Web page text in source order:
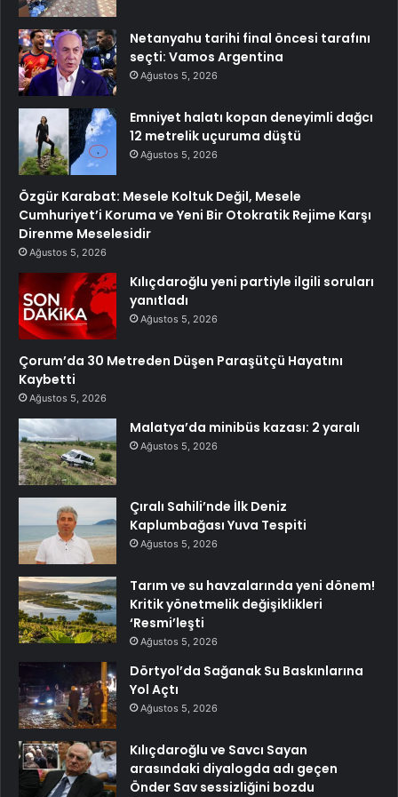
Netanyahu tarihi final öncesi tarafını
seçti: Vamos Argentina
Ağustos 5, 2026
Emniyet halatı kopan deneyimli dağcı
12 metrelik uçuruma düştü
Ağustos 5, 2026
Özgür Karabat: Mesele Koltuk Değil, Mesele
Cumhuriyet’i Koruma ve Yeni Bir Otokratik Rejime Karşı
Direnme Meselesidir
Ağustos 5, 2026
Kılıçdaroğlu yeni partiyle ilgili soruları
yanıtladı
Ağustos 5, 2026
Çorum’da 30 Metreden Düşen Paraşütçü Hayatını
Kaybetti
Ağustos 5, 2026
Malatya’da minibüs kazası: 2 yaralı
Ağustos 5, 2026
Çıralı Sahili’nde İlk Deniz
Kaplumbağası Yuva Tespiti
Ağustos 5, 2026
Tarım ve su havzalarında yeni dönem!
Kritik yönetmelik değişiklikleri
‘Resmi’leşti
Ağustos 5, 2026
Dörtyol’da Sağanak Su Baskınlarına
Yol Açtı
Ağustos 5, 2026
Kılıçdaroğlu ve Savcı Sayan
arasındaki diyalogda adı geçen
Önder Sav sessizliğini bozdu